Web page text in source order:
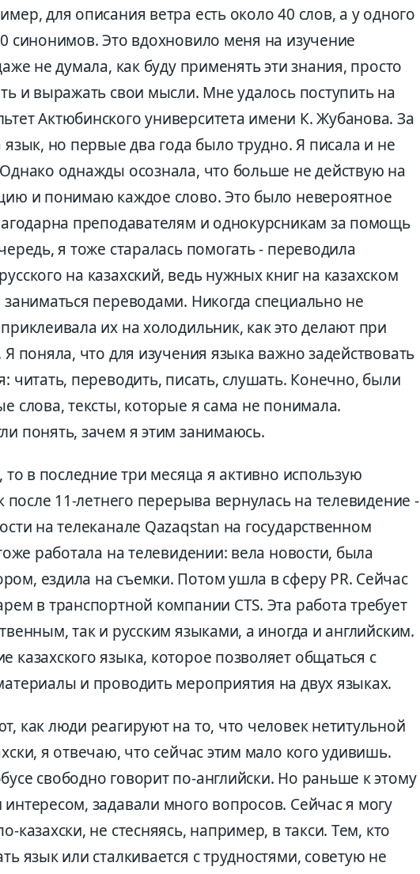
для описания ветра есть около 40 слов, а у одного
синонимов. Это вдохновило меня на изучение
не думала, как буду применять эти знания, просто
и выражать свои мысли. Мне удалось поступить на
Актюбинского университета имени К. Жубанова. За
но первые два года было трудно. Я писала и не
однажды осознала, что больше не действую на
и понимаю каждое слово. Это было невероятное
преподавателям и однокурсникам за помощь
я тоже старалась помогать - переводила
на казахский, ведь нужных книг на казахском
переводами. Никогда специально не
их на холодильник, как это делают при
Я поняла, что для изучения языка важно задействовать
читать, переводить, писать, слушать. Конечно, были
слова, тексты, которые я сама не понимала.
понять, зачем я этим занимаюсь.
то в последние три месяца я активно использую
после 11-летнего перерыва вернулась на телевидение -
на телеканале Qazaqstan на государственном
работала на телевидении: вела новости, была
ездила на съемки. Потом ушла в сферу PR. Сейчас
в транспортной компании CTS. Эта работа требует
так и русским языками, а иногда и английским.
казахского языка, которое позволяет общаться с
и проводить мероприятия на двух языках.
как люди реагируют на то, что человек нетитульной
я отвечаю, что сейчас этим мало кого удивишь.
свободно говорит по-английски. Но раньше к этому
задавали много вопросов. Сейчас я могу
казахски, не стесняясь, например, в такси. Тем, кто
язык или сталкивается с трудностями, советую не